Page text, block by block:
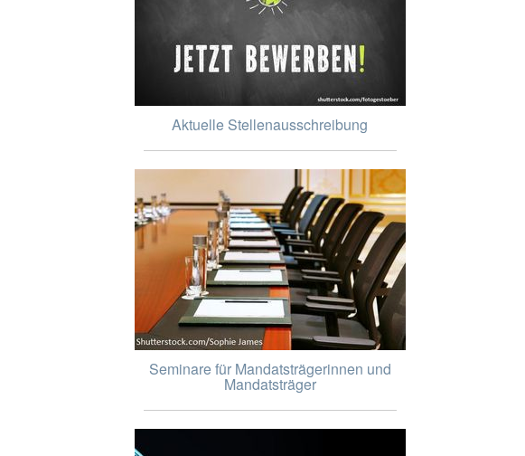
Aktuelle Stellenausschreibung
Seminare für Mandatsträgerinnen und
Mandatsträger